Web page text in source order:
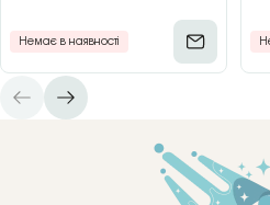
Немає в наявності